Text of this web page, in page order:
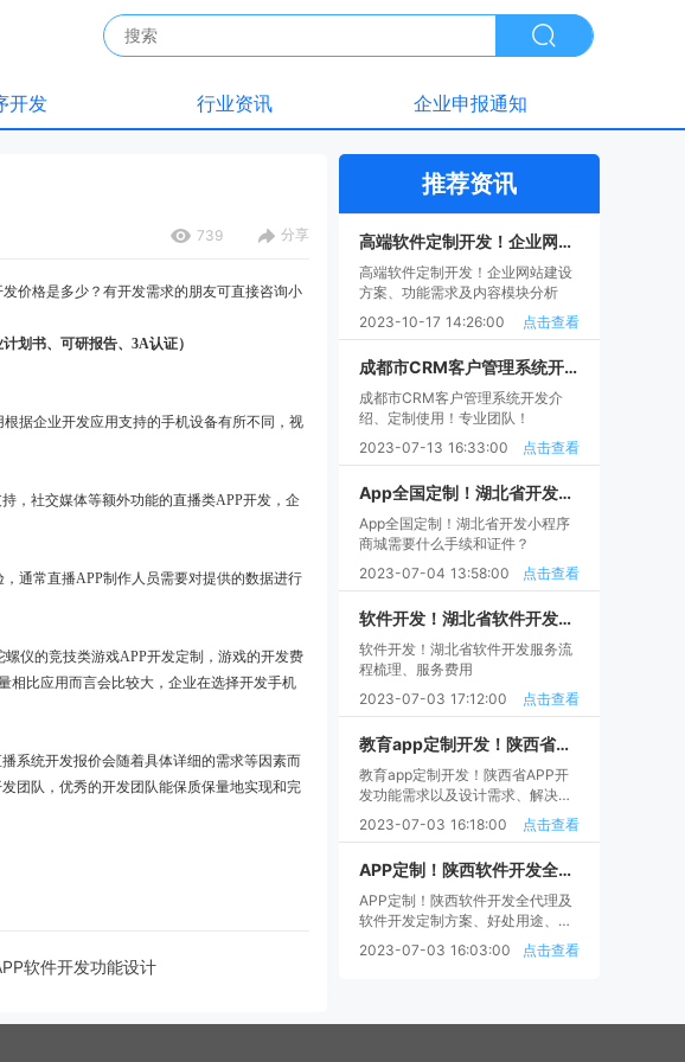
开发 行业资讯 企业申报通知
739 分享
价格是多少？有开发需求的朋友可直接咨询小
划书、可研报告、3A认证）
据企业开发应用支持的手机设备有所不同，视
，社交媒体等额外功能的直播类APP开发，企
通常直播APP制作人员需要对提供的数据进行
仪的竞技类游戏APP开发定制，游戏的开发费
相比应用而言会比较大，企业在选择开发手机
系统开发报价会随着具体详细的需求等因素而
团队，优秀的开发团队能保质保量地实现和完
软件开发功能设计
推荐资讯
高端软件定制开发！企业网站建设方案、功能需求及内容模块分析
高端软件定制开发！企业网站建设
方案、功能需求及内容模块分析
2023-10-17 14:26:00
点击查看
成都市CRM客户管理系统开发介绍、定制使用！专业团队！
成都市CRM客户管理系统开发介
绍、定制使用！专业团队！
2023-07-13 16:33:00
点击查看
App全国定制！湖北省开发小程序商城需要什么手续和证件？
App全国定制！湖北省开发小程序
商城需要什么手续和证件？
2023-07-04 13:58:00
点击查看
软件开发！湖北省软件开发服务流程梳理、服务费用
软件开发！湖北省软件开发服务流
程梳理、服务费用
2023-07-03 17:12:00
点击查看
教育app定制开发！陕西省APP开发功能需求以及设计需求、解决方案分析
教育app定制开发！陕西省APP开
发功能需求以及设计需求、解决方
案分析
2023-07-03 16:18:00 点击查看
APP定制！陕西软件开发全代理及软件开发定制方案、好处用途、代理费用
APP定制！陕西软件开发全代理及
软件开发定制方案、好处用途、代
理费用
2023-07-03 16:03:00 点击查看